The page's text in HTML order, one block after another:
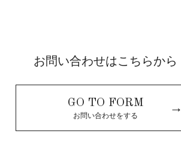
お問い合わせはこちらから
GO TO FORM
お問い合わせをする
→